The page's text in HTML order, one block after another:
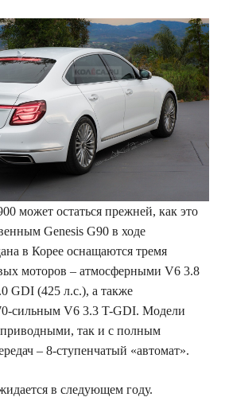
может остаться прежней, как это
Genesis G90 в ходе
в Корее оснащаются тремя
моторов – атмосферными V6 3.8
GDI (425 л.с.), а также
сильным V6 3.3 T-GDI. Модели
так и с полным
– 8-ступенчатый «автомат».
в следующем году.